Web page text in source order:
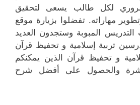
لكل طالب يسعى لتحقيق
مهاراته. تفضلوا بزيارة موقع
التدريس المبوبة وستجدون العديد
تربية إسلامية و تحفيظ قرآن
و تحفيظ قرآن الذين يمكنكم
والحصول على أفضل شرح